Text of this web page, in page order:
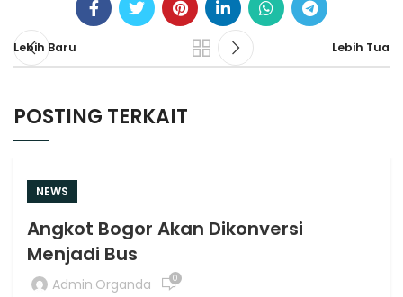
Lebih Baru Lebih Tua
POSTING TERKAIT
NEWS
Angkot Bogor Akan Dikonversi
Menjadi Bus
Admin.organda 0